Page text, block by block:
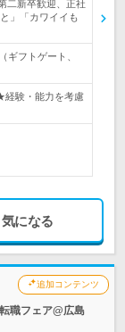
二新卒歓迎、正社
」「カワイイも
ギフトゲート、
経験・能力を考慮
気になる
追加コンテンツ
職フェア@広島